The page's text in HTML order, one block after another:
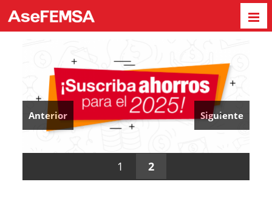
Anterior Siguiente
1 2